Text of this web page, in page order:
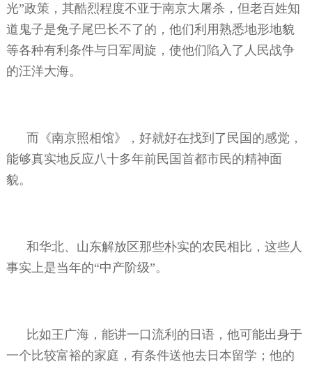
光”政策，其酷烈程度不亚于南京大屠杀，但老百姓知
道鬼子是兔子尾巴长不了的，他们利用熟悉地形地貌
等各种有利条件与日军周旋，使他们陷入了人民战争
的汪洋大海。
而《南京照相馆》，好就好在找到了民国的感觉，
能够真实地反应八十多年前民国首都市民的精神面
貌。
和华北、山东解放区那些朴实的农民相比，这些人
事实上是当年的“中产阶级”。
比如王广海，能讲一口流利的日语，他可能出身于
一个比较富裕的家庭，有条件送他去日本留学；他的